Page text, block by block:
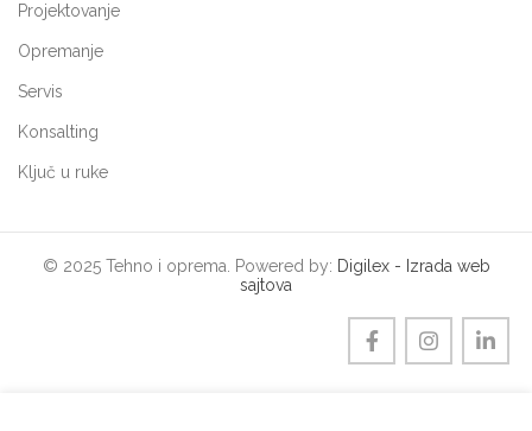
Projektovanje
Opremanje
Servis
Konsalting
Ključ u ruke
© 2025 Tehno i oprema. Powered by: Digilex - Izrada web
sajtova